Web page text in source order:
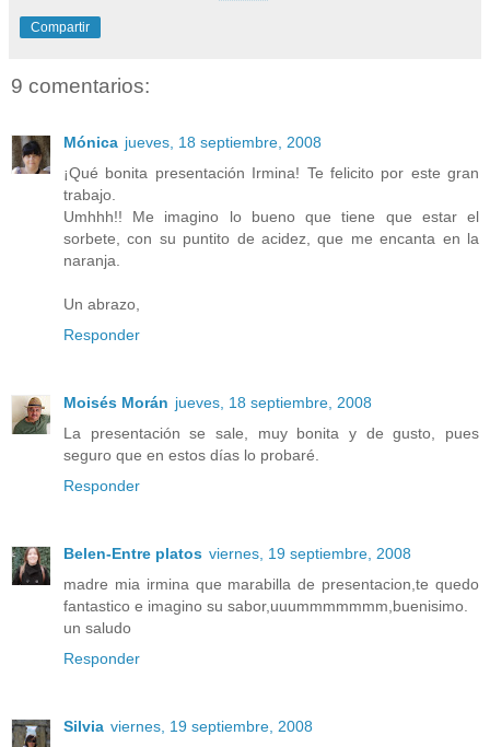
Compartir
9 comentarios:
Mónica jueves, 18 septiembre, 2008
¡Qué bonita presentación Irmina! Te felicito por este gran
trabajo.
Umhhh!! Me imagino lo bueno que tiene que estar el
sorbete, con su puntito de acidez, que me encanta en la
naranja.
Un abrazo,
Responder
Moisés Morán jueves, 18 septiembre, 2008
La presentación se sale, muy bonita y de gusto, pues
seguro que en estos días lo probaré.
Responder
Belen-Entre platos viernes, 19 septiembre, 2008
madre mia irmina que marabilla de presentacion,te quedo
fantastico e imagino su sabor,uuummmmmmm,buenisimo.
un saludo
Responder
Silvia viernes, 19 septiembre, 2008